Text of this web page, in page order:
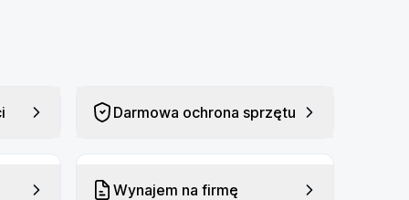
Darmowa ochrona sprzętu
Wynajem na firmę